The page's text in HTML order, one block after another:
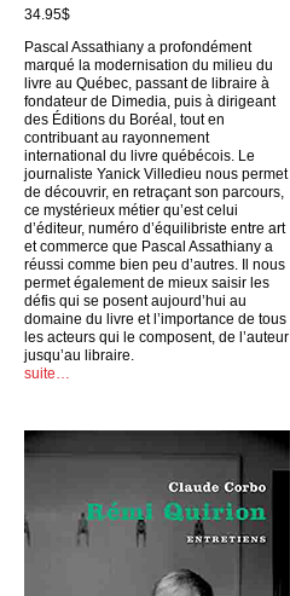
34.95$
Pascal Assathiany a profondément
marqué la modernisation du milieu du
livre au Québec, passant de libraire à
fondateur de Dimedia, puis à dirigeant
des Éditions du Boréal, tout en
contribuant au rayonnement
international du livre québécois. Le
journaliste Yanick Villedieu nous permet
de découvrir, en retraçant son parcours,
ce mystérieux métier qu’est celui
d’éditeur, numéro d’équilibriste entre art
et commerce que Pascal Assathiany a
réussi comme bien peu d’autres. Il nous
permet également de mieux saisir les
défis qui se posent aujourd’hui au
domaine du livre et l’importance de tous
les acteurs qui le composent, de l’auteur
jusqu’au libraire.
suite…